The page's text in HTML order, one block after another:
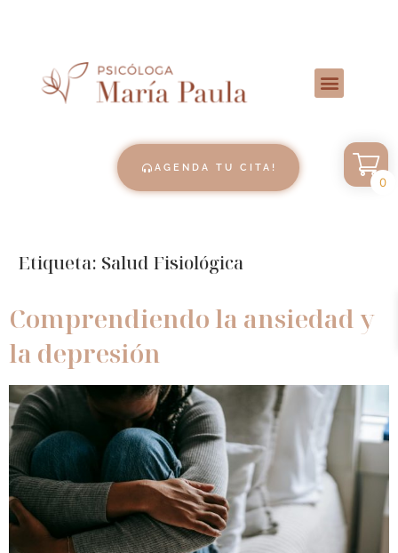
AGENDA TU CITA!
Etiqueta: Salud Fisiológica
Comprendiendo la ansiedad y
la depresión
0